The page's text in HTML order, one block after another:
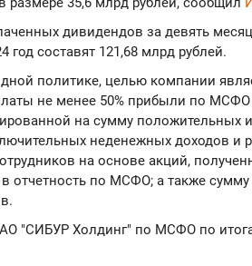
дивидендов за девять
год составят 121,68 млрд рублей.
политике, целью компании
не менее 50% прибыли по МСФО
на сумму положительных
неденежных доходов и
на основе акций,
отчетность по МСФО; а также
"СИБУР Холдинг" по МСФО по